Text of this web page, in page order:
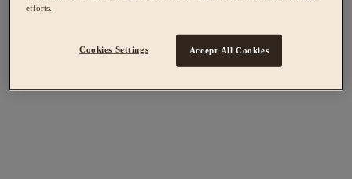
efforts.
Cookies Settings Accept All Cookies